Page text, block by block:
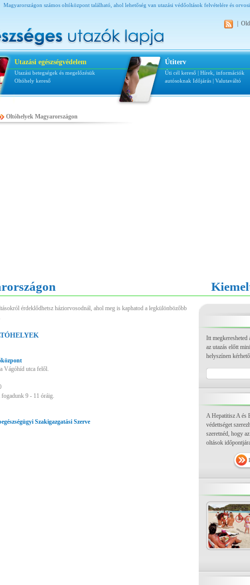
Magyarországon számos oltóközpont található, ahol lehetőség van utazási védőoltások felvételére és
Utazási egészségvédelem
Utazási betegségek és megelőzésük
Oltóhely kereső
Útiterv
Úti cél kereső | Hírek, információk
autósoknak Időjárás | Valutaváltó
Oltóhelyek Magyarországon
érdeklődhetsz háziorvosodnál, ahol meg is kaphatod a legkülönbözőbb
a Vágóhíd utca felől.
fogadunk 9 - 11 óráig.
Szakigazgatási Szerve
Itt megkeresheted
az utazás előtt
helyszínen
A Hepatitisz A és
védettséget
szeretnéd, hogy
oltások